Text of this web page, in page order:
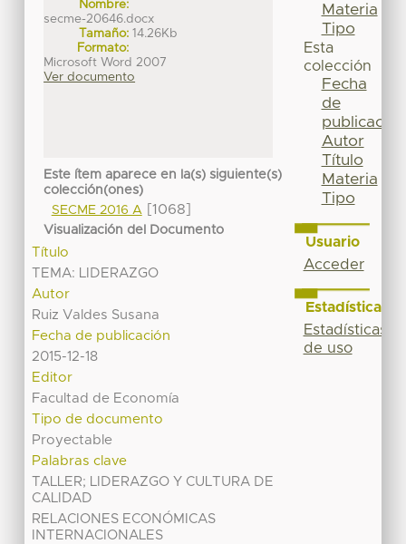
Nombre:
secme-20646.docx
Tamaño: 14.26Kb
Formato:
Microsoft Word 2007
Ver documento
Este ítem aparece en la(s) siguiente(s)
colección(ones)
SECME 2016 A[1068]
Visualización del Documento
Título
TEMA: LIDERAZGO
Autor
Ruiz Valdes Susana
Fecha de publicación
2015-12-18
Editor
Facultad de Economía
Tipo de documento
Proyectable
Palabras clave
TALLER; LIDERAZGO Y CULTURA DE
CALIDAD
RELACIONES ECONÓMICAS
INTERNACIONALES
Materia
Tipo
Esta
colección
Fecha
de
publicación
Autor
Título
Materia
Tipo
Usuario
Acceder
Estadísticas
Estadísticas
de uso